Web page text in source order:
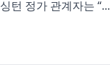
턴 정가 관계자는 “...